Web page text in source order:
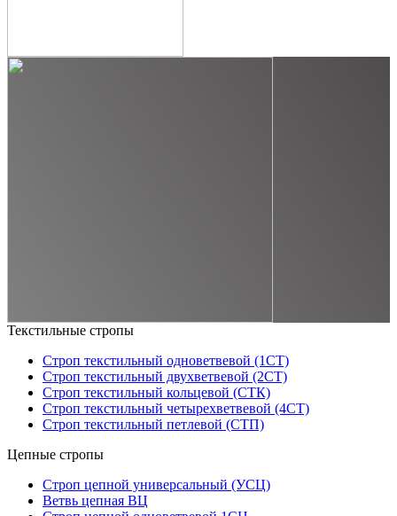
Текстильные стропы
Строп текстильный одноветвевой (1СТ)
Строп текстильный двухветвевой (2СТ)
Строп текстильный кольцевой (СТК)
Строп текстильный четырехветвевой (4СТ)
Строп текстильный петлевой (СТП)
Цепные стропы
Строп цепной универсальный (УСЦ)
Ветвь цепная ВЦ